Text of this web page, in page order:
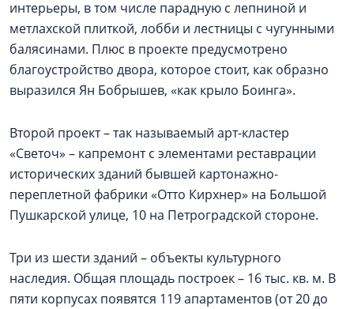
интерьеры, в том числе парадную с лепниной и
метлахской плиткой, лобби и лестницы с чугунными
балясинами. Плюс в проекте предусмотрено
благоустройство двора, которое стоит, как образно
выразился Ян Бобрышев, «как крыло Боинга».
Второй проект – так называемый арт-кластер
«Светоч» – капремонт с элементами реставрации
исторических зданий бывшей картонажно-
переплетной фабрики «Отто Кирхнер» на Большой
Пушкарской улице, 10 на Петроградской стороне.
Три из шести зданий – объекты культурного
наследия. Общая площадь построек – 16 тыс. кв. м. В
пяти корпусах появятся 119 апартаментов (от 20 до